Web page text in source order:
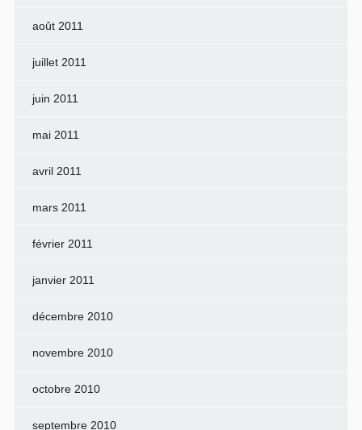
août 2011
juillet 2011
juin 2011
mai 2011
avril 2011
mars 2011
février 2011
janvier 2011
décembre 2010
novembre 2010
octobre 2010
septembre 2010